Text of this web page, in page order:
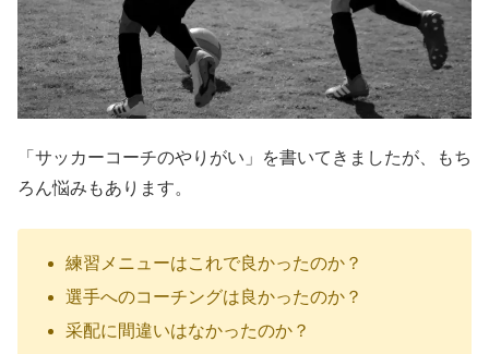
「サッカーコーチのやりがい」を書いてきましたが、もち
ろん悩みもあります。
練習メニューはこれで良かったのか？
選手へのコーチングは良かったのか？
采配に間違いはなかったのか？